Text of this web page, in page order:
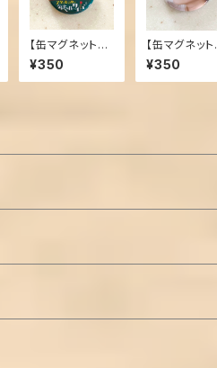
【缶マグネット】
気まぐれタイム
♪
¥350
【缶マグネット
our Dream
¥350